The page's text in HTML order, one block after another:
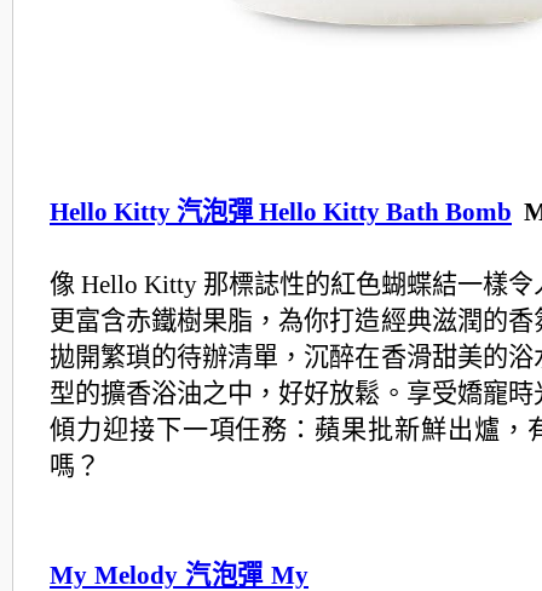
Hello Kitty 汽泡彈 Hello Kitty Bath Bomb
像 Hello Kitty 那標誌性的紅色蝴蝶結一樣令
更富含赤鐵樹果脂，為你打造經典滋潤的香
拋開繁瑣的待辦清單， 沉醉在香滑甜美的浴
型的擴香浴油之中，好好放鬆。 享受嬌寵時
傾力迎接下一項任務：蘋果批新鮮出爐，
嗎？
My Melody 汽泡彈 My